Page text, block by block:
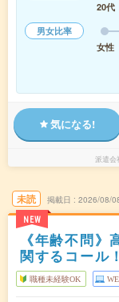
20代
男女比率
女性
気になる!
派遣会
未読
NEW
掲載日 2026/08/
《年齢不問
関するコール！
職種未経験OK